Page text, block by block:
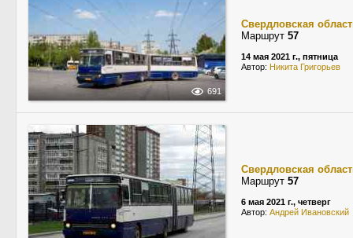
691
Свердловская
Маршрут 57
14 мая 2021 г., пятница
Автор: Никита Григорьев
Свердловская
Маршрут 57
6 мая 2021 г., четверг
Автор: Андрей Ивановский